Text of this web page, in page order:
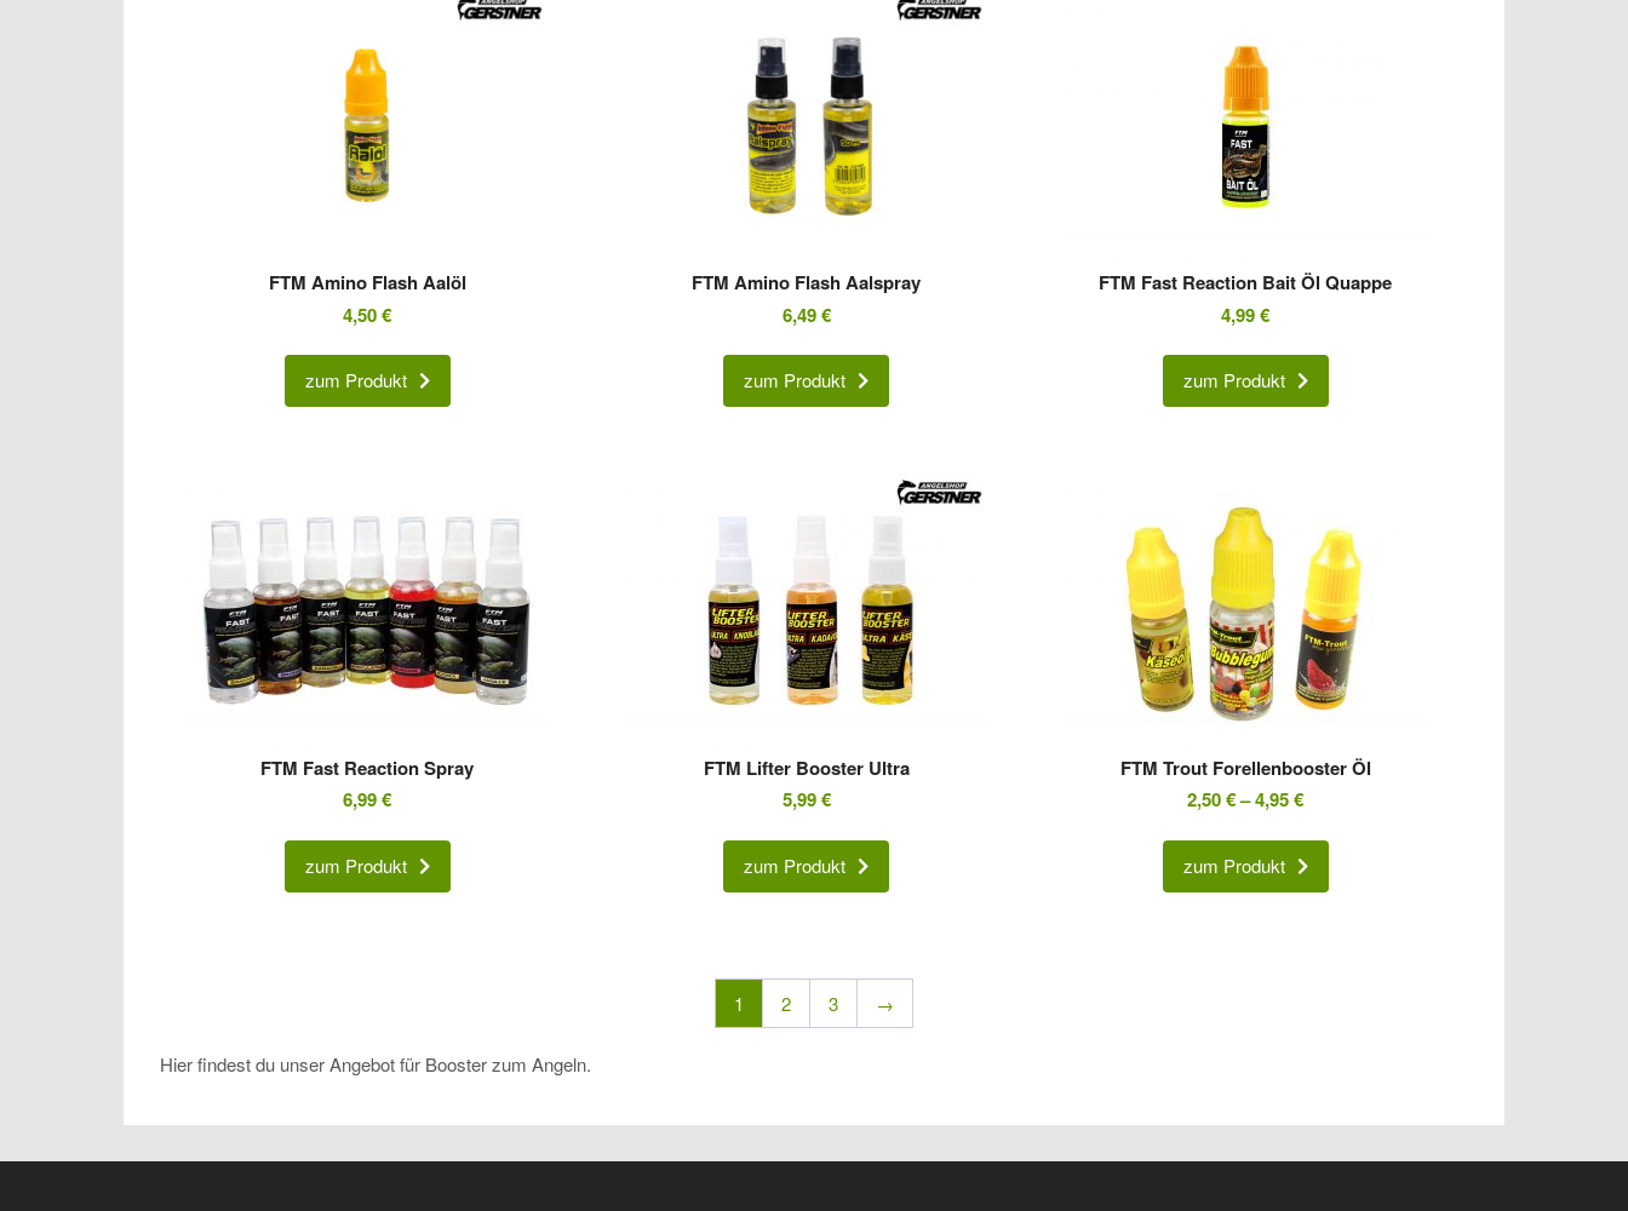
FTM Amino Flash Aalöl
4,50€
zum Produkt
FTM Amino Flash Aalspray
6,49€
zum Produkt
FTM Fast Reaction Bait Öl Quappe
4,99€
zum Produkt
FTM Fast Reaction Spray
6,99€
zum Produkt
FTM Lifter Booster Ultra
5,99€
zum Produkt
FTM Trout Forellenbooster Öl
2,50€–4,95€
zum Produkt
1 2 3 →
Hier findest du unser Angebot für Booster zum Angeln.